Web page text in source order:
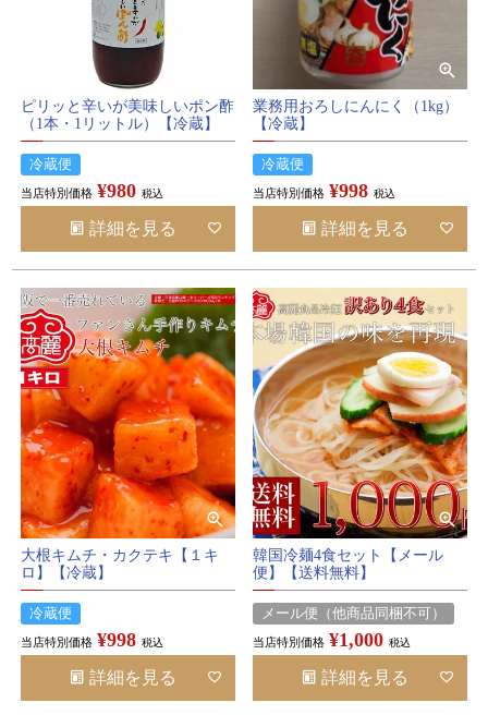
ピリッと辛いが美味しいポン酢
（1本・1リットル）【冷蔵】
冷蔵便
当店特別価格 ¥980 税込
詳細を見る
業務用おろしにんにく（1kg）
【冷蔵】
冷蔵便
当店特別価格 ¥998 税込
詳細を見る
大根キムチ・カクテキ【１キ
ロ】【冷蔵】
冷蔵便
当店特別価格 ¥998 税込
詳細を見る
韓国冷麺4食セット【メール
便】【送料無料】
メール便（他商品同梱不可）
当店特別価格 ¥1,000 税込
詳細を見る